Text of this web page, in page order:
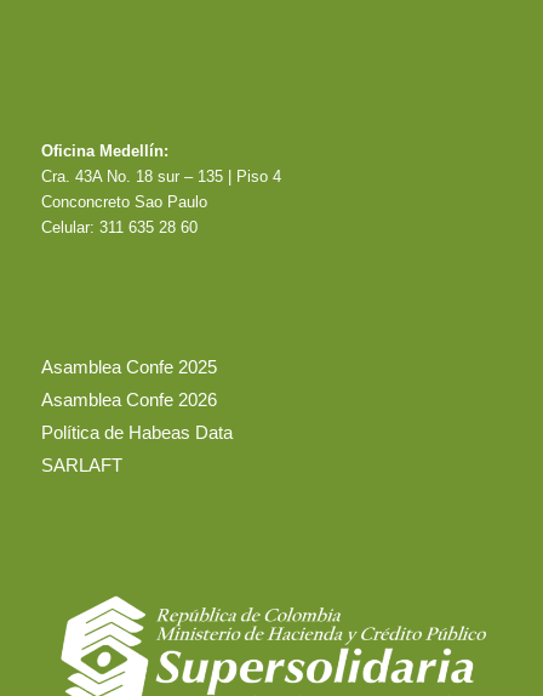
Oficina Medellín:
Cra. 43A No. 18 sur – 135 | Piso 4
Conconcreto Sao Paulo
Celular: 311 635 28 60
Asamblea Confe 2025
Asamblea Confe 2026
Política de Habeas Data
SARLAFT